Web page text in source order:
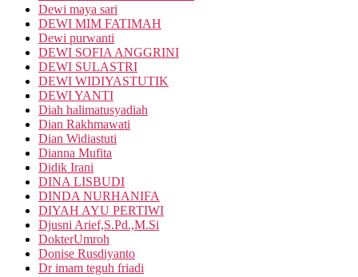
Dewi maya sari
DEWI MIM FATIMAH
Dewi purwanti
DEWI SOFIA ANGGRINI
DEWI SULASTRI
DEWI WIDIYASTUTIK
DEWI YANTI
Diah halimatusyadiah
Dian Rakhmawati
Dian Widiastuti
Dianna Mufita
Didik Irani
DINA LISBUDI
DINDA NURHANIFA
DIYAH AYU PERTIWI
Djusni Arief,S.Pd.,M.Si
DokterUmroh
Donise Rusdiyanto
Dr imam teguh friadi